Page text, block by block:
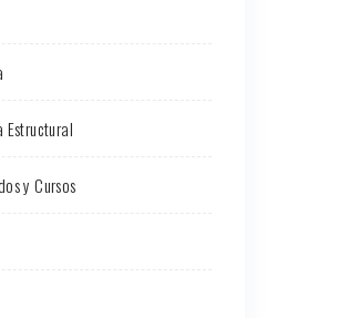
Estructural
y Cursos